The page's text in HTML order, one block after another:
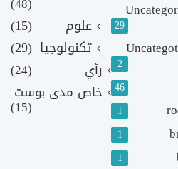
29
2
46
1
1
1
علوم
(15)
تكنولوجيا (29)
رأي
(24)
خاص مدى بوست
(15)